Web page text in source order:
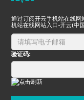
通过订阅开云手机站在线
机站在线网站入口-开云(中
验证码: